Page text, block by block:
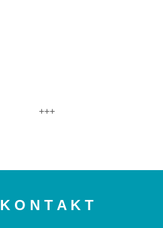
+++
K O N T A K T